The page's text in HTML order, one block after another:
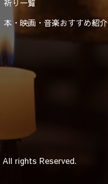
祈り一覧
本・映画・音楽おすすめ紹介
All rights Reserved.